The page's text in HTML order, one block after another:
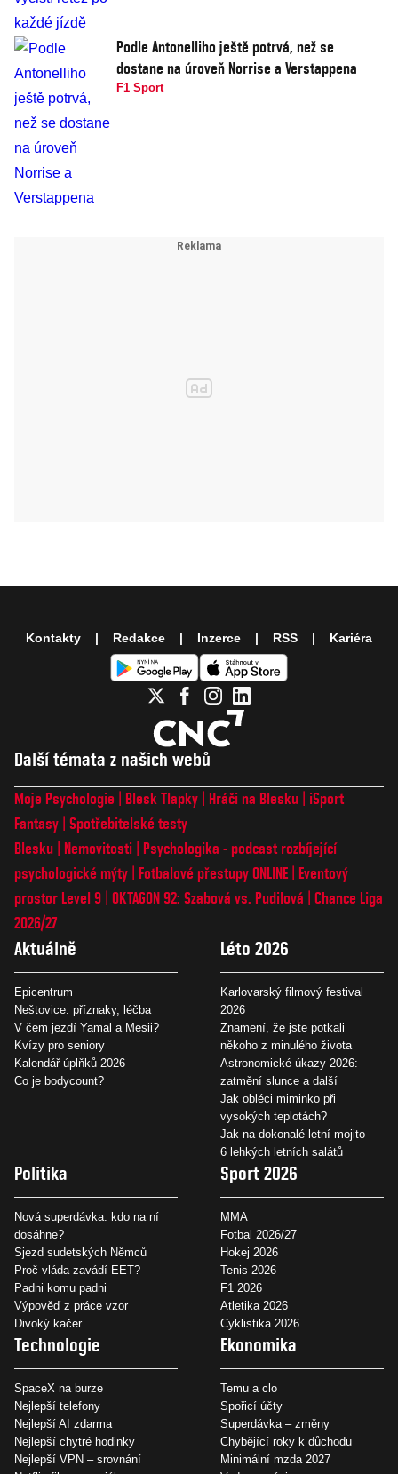
Podle Antonelliho ještě potrvá, než se
dostane na úroveň Norrise a Verstappena
F1 Sport
Další témata z našich webů
Moje Psychologie Blesk Tlapky Hráči na Blesku
iSport
Fantasy Spotřebitelské testy
Blesku
Nemovitosti
Psychologika - podcast rozbíjející
psychologické mýty
Fotbalové přestupy ONLINE
Eventový
prostor Level 9 OKTAGON 92: Szabová vs. Pudilová
Chance Liga
2026/27
Aktuálně
Epicentrum
Neštovice: příznaky, léčba
V čem jezdí Yamal a Mesii?
Kvízy pro seniory
Kalendář úplňků 2026
Co je bodycount?
Léto 2026
Karlovarský filmový festival
2026
Znamení, že jste potkali
někoho z minulého života
Astronomické úkazy 2026:
zatmění slunce a další
Jak obléci miminko při
vysokých teplotách?
Jak na dokonalé letní mojito
6 lehkých letních salátů
Politika
Nová superdávka: kdo na ní
dosáhne?
Sjezd sudetských Němců
Proč vláda zavádí EET?
Padni komu padni
Výpověď z práce vzor
Divoký kačer
Sport 2026
MMA
Fotbal 2026/27
Hokej 2026
Tenis 2026
F1 2026
Atletika 2026
Cyklistika 2026
Technologie
SpaceX na burze
Nejlepší telefony
Nejlepší AI zdarma
Nejlepší chytré hodinky
Nejlepší VPN – srovnání
Ekonomika
Temu a clo
Spořicí účty
Superdávka – změny
Chybějící roky k důchodu
Minimální mzda 2027
Kontakty Redakce Inzerce RSS Kariéra